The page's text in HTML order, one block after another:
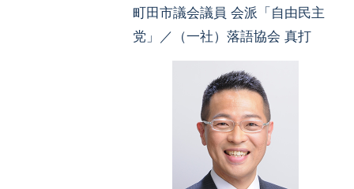
町田市議会議員 会派「自由民主
党」／（一社）落語協会 真打